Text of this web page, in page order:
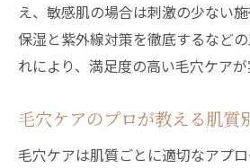
え、敏感肌の場合は刺激の少ない
保湿と紫外線対策を徹底するなど
れにより、満足度の高い毛穴ケアが
毛穴ケアのプロが教える肌質
毛穴ケアは肌質ごとに適切なアプ